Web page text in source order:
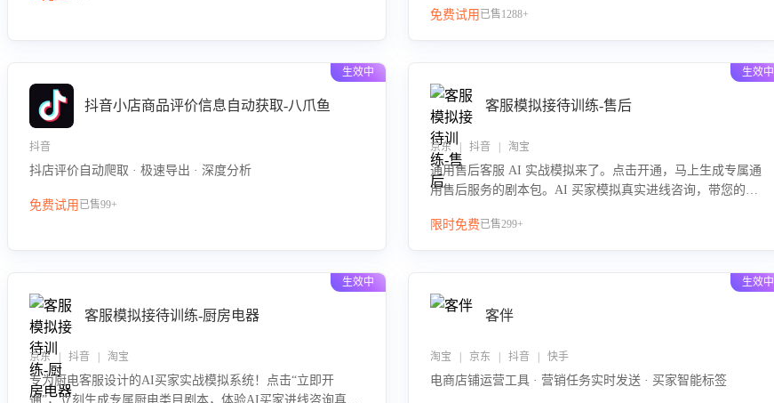
识支持，帮助用户高效管理和利用知识资源。通过该产品，
免费试用 已售1288+
生效中
抖音小店商品评价信息自动获取-八爪鱼
抖音
抖店评价自动爬取 · 极速导出 · 深度分析
免费试用 已售99+
生效中
客服模拟接待训练-售后
京东 | 抖音 | 淘宝
通用售后客服 AI 实战模拟来了。点击开通，马上生成专属通
用售后服务的剧本包。AI 买家模拟真实进线咨询，带您的客
对要点，轻松提升服务能力。
限时免费已售299+
生效中
客服模拟接待训练-厨房电器
京东 | 抖音 | 淘宝
专为厨电客服设计的AI买家实战模拟系统！点击“立即开
通”，立刻生成专属厨电类目剧本，体验AI买家进线咨询真实
生效中
客伴
淘宝 | 京东 | 抖音 | 快手
电商店铺运营工具 · 营销任务实时发送 · 买家智能标签